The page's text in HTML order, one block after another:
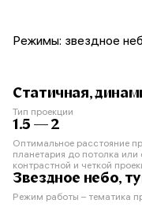
Режимы: звездное
Статичная,
Тип проекции
1.5 — 2
Оптимальное расстояние
планетария до потолка
контрастной и четкой
Звездное небо,
Режим работы – тематика